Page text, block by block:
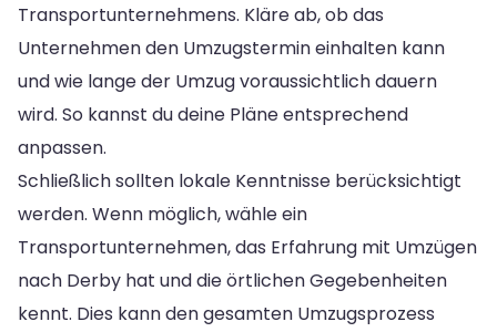
Transportunternehmens. Kläre ab, ob das
Unternehmen den Umzugstermin einhalten kann
und wie lange der Umzug voraussichtlich dauern
wird. So kannst du deine Pläne entsprechend
anpassen.
Schließlich sollten lokale Kenntnisse berücksichtigt
werden. Wenn möglich, wähle ein
Transportunternehmen, das Erfahrung mit Umzügen
nach Derby hat und die örtlichen Gegebenheiten
kennt. Dies kann den gesamten Umzugsprozess